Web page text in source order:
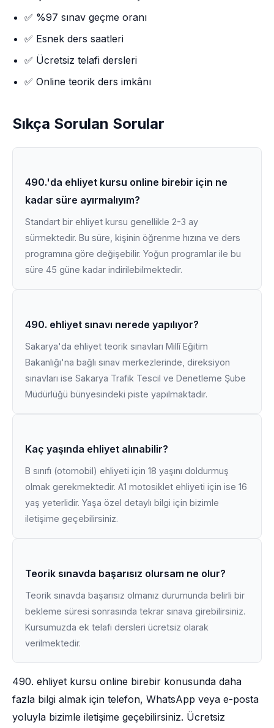
✅ %97 sınav geçme oranı
✅ Esnek ders saatleri
✅ Ücretsiz telafi dersleri
✅ Online teorik ders imkânı
Sıkça Sorulan Sorular
490.'da ehliyet kursu online birebir için ne
kadar süre ayırmalıyım?
Standart bir ehliyet kursu genellikle 2-3 ay
sürmektedir. Bu süre, kişinin öğrenme hızına ve ders
programına göre değişebilir. Yoğun programlar ile bu
süre 45 güne kadar indirilebilmektedir.
490. ehliyet sınavı nerede yapılıyor?
Sakarya'da ehliyet teorik sınavları Millî Eğitim
Bakanlığı'na bağlı sınav merkezlerinde, direksiyon
sınavları ise Sakarya Trafik Tescil ve Denetleme Şube
Müdürlüğü bünyesindeki piste yapılmaktadır.
Kaç yaşında ehliyet alınabilir?
B sınıfı (otomobil) ehliyeti için 18 yaşını doldurmuş
olmak gerekmektedir. A1 motosiklet ehliyeti için ise 16
yaş yeterlidir. Yaşa özel detaylı bilgi için bizimle
iletişime geçebilirsiniz.
Teorik sınavda başarısız olursam ne olur?
Teorik sınavda başarısız olmanız durumunda belirli bir
bekleme süresi sonrasında tekrar sınava girebilirsiniz.
Kursumuzda ek telafi dersleri ücretsiz olarak
verilmektedir.
490. ehliyet kursu online birebir konusunda daha
fazla bilgi almak için telefon, WhatsApp veya e-posta
yoluyla bizimle iletişime geçebilirsiniz. Ücretsiz